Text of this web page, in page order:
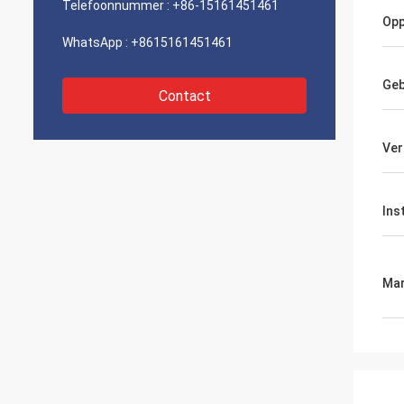
Telefoonnummer : +86-15161451461
WhatsApp : +8615161451461
Contact